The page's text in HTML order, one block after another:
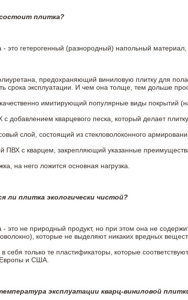
плитка?
- это гетерогенный (разнородный) напольный материал,
предохраняющий виниловую плитку для
срока эксплуатации. И чем она толще, тем дольше
имитирующий популярные виды покрытий
добавлением кварцевого песка, который делает
слой, состоящий из стекловолоконного
ПВХ с кварцем, закрепляющий указанные
на него ложится основная нагрузка.
ли плитка экологически чистой?
- это не природный продукт, но при этом она не
которые не выделяют никаких вредных
в себя только те пластификаторы, которые
Европы и США.
эксплуатации кварц-виниловой